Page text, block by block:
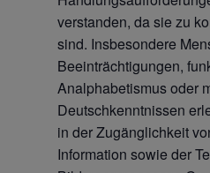
verstanden, da sie zu
sind. Insbesondere
Beeinträchtigungen,
Analphabetismus oder
Deutschkenntnissen
in der Zugänglichkeit
Information sowie der